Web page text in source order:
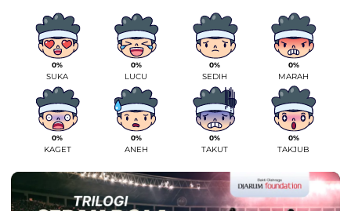
0%
SUKA
0%
LUCU
0%
SEDIH
0%
MARAH
0%
KAGET
0%
ANEH
0%
TAKUT
0%
TAKJUB